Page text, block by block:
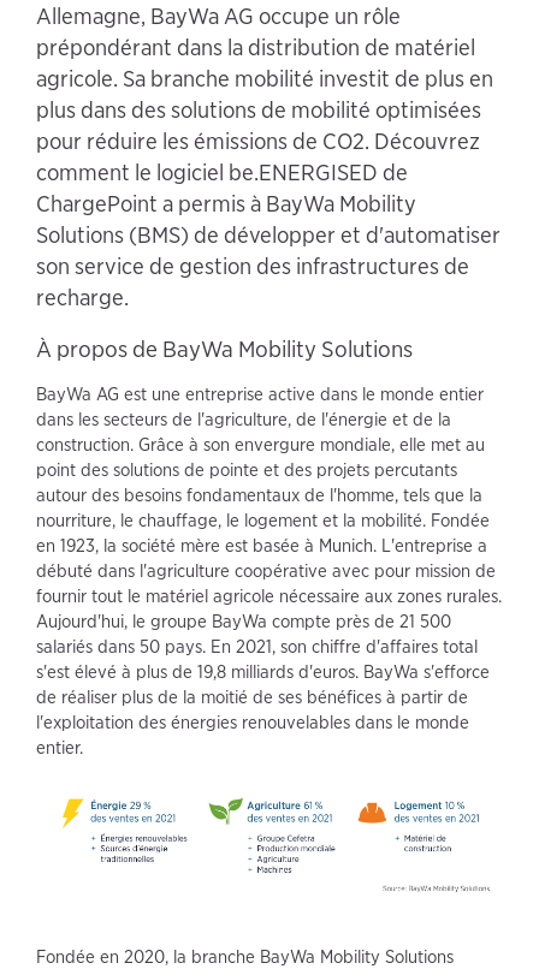
Allemagne, BayWa AG occupe un rôle
prépondérant dans la distribution de matériel
agricole. Sa branche mobilité investit de plus en
plus dans des solutions de mobilité optimisées
pour réduire les émissions de CO2. Découvrez
comment le logiciel be.ENERGISED de
ChargePoint a permis à BayWa Mobility
Solutions (BMS) de développer et d'automatiser
son service de gestion des infrastructures de
recharge.
À propos de BayWa Mobility Solutions
BayWa AG est une entreprise active dans le monde entier
dans les secteurs de l'agriculture, de l'énergie et de la
construction. Grâce à son envergure mondiale, elle met au
point des solutions de pointe et des projets percutants
autour des besoins fondamentaux de l'homme, tels que la
nourriture, le chauffage, le logement et la mobilité. Fondée
en 1923, la société mère est basée à Munich. L'entreprise a
débuté dans l'agriculture coopérative avec pour mission de
fournir tout le matériel agricole nécessaire aux zones rurales.
Aujourd'hui, le groupe BayWa compte près de 21 500
salariés dans 50 pays. En 2021, son chiffre d'affaires total
s'est élevé à plus de 19,8 milliards d'euros. BayWa s'efforce
de réaliser plus de la moitié de ses bénéfices à partir de
l'exploitation des énergies renouvelables dans le monde
entier.
Fondée en 2020, la branche BayWa Mobility Solutions